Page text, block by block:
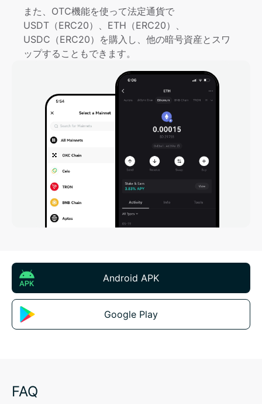
また、OTC機能を使って法定通貨で
USDT（ERC20）、ETH（ERC20）、
USDC（ERC20）を購入し、他の暗号資産とスワ
ップすることもできます。
Android APK
Google Play
FAQ